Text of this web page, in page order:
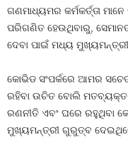
ଗଣମାଧ୍ୟମର କର୍ମକର୍ତ୍ତା
ପରିଗଣିତ ହେଉଥିବାରୁ,
ଦେବା ପାଇଁ ମଧ୍ୟ
କୋଭିଡ ସଂପର୍କରେ ଆମର
ରହିବା ଉଚିତ ବୋଲି ମତବ୍ୟକ୍ତ
ରଣନୀତି ଏବଂ ଘରେ ରହୁଥିବା
ମୁଖ୍ୟମନ୍ତ୍ରୀ ଗୁରୁତ୍ବ